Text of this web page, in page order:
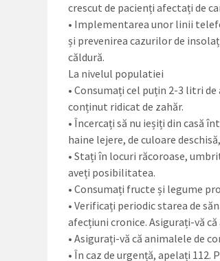
crescut de pacienți afectați de
• Implementarea unor linii
și prevenirea cazurilor de
căldură.
La nivelul populatiei
• Consumați cel puțin 2-3 litri
conținut ridicat de zahăr.
• Încercați să nu ieșiți din casă
haine lejere, de culoare
• Stați în locuri răcoroase,
aveți posibilitatea.
• Consumați fructe și legume
• Verificați periodic starea de
afecțiuni cronice. Asigurați-vă
• Asigurați-vă că animalele de
• În caz de urgență, apelați